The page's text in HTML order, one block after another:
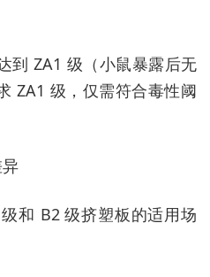
到 ZA1 级（小鼠暴露后无
ZA1 级，仅需符合毒性阈
和 B2 级挤塑板的适用场